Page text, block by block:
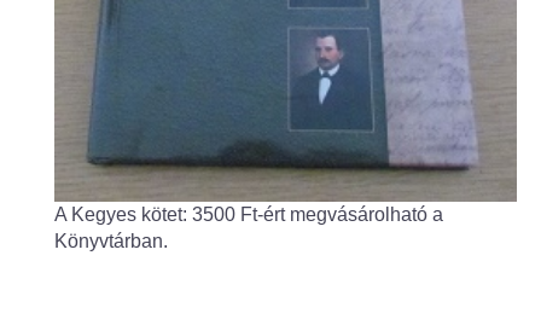
Központi orvosi ügyelet
Alapszolgáltatási Központ
Kultúra
IKSZT - Integrált Közösségi és Szolgáltató Tér
A Kegyes kötet: 3500 Ft-ért megvásárolható a
Könyvtárban.